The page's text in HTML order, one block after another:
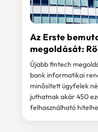
Az Erste
megoldását:
Újabb fintech
bank informatikai
minősített ügyfelek
juthatnak akár 450
felhasználható